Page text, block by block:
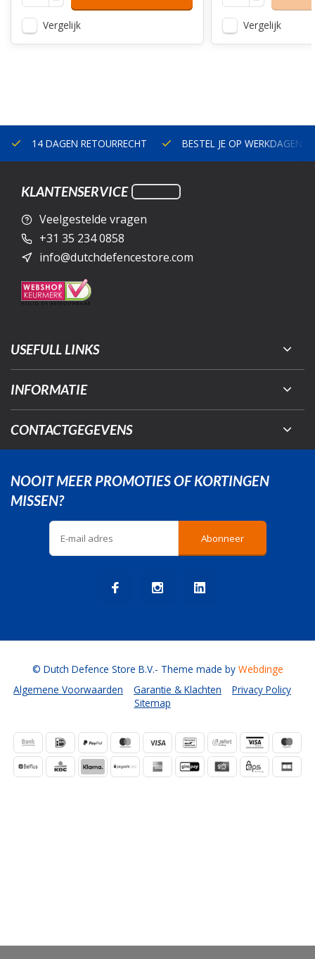
Vergelijk Vergelijk
14 DAGEN RETOURRECHT BESTEL JE OP WERKDAGEN
KLANTENSERVICE
Veelgestelde vragen
+31 35 234 0858
info@dutchdefencestore.com
USEFULL LINKS
INFORMATIE
CONTACTGEGEVENS
NOOIT MEER PROMOTIES OF KORTINGEN
MISSEN?
Abonneer
Algemene Voorwaarden Garantie & Klachten
Privacy Policy
Sitemap
© Dutch Defence Store B.V.- Theme made by Webdinge